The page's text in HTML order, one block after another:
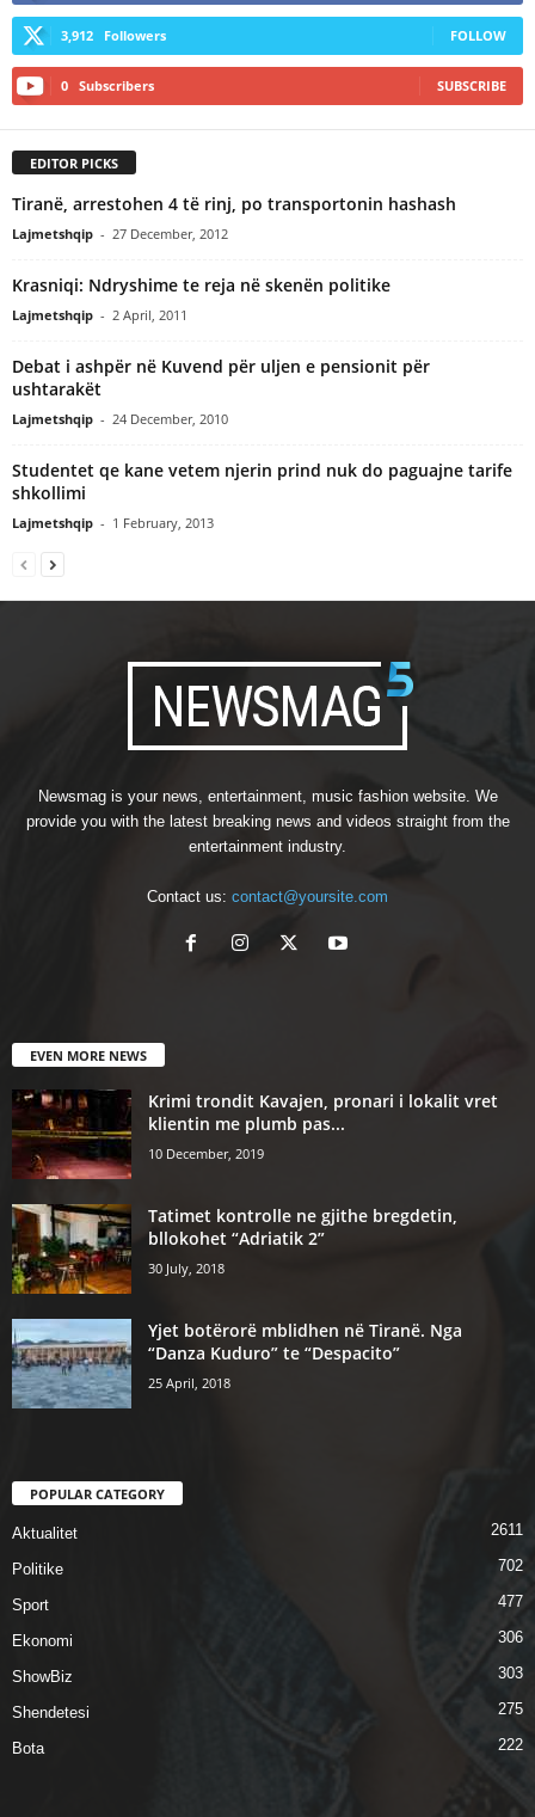
3,912 Followers FOLLOW
0 Subscribers SUBSCRIBE
EDITOR PICKS
Tiranë, arrestohen 4 të rinj, po transportonin hashash
Lajmetshqip - 27 December, 2012
Krasniqi: Ndryshime te reja në skenën politike
Lajmetshqip - 2 April, 2011
Debat i ashpër në Kuvend për uljen e pensionit për
ushtarakët
Lajmetshqip - 24 December, 2010
Studentet qe kane vetem njerin prind nuk do paguajne tarife
shkollimi
Lajmetshqip - 1 February, 2013
Newsmag is your news, entertainment, music fashion website. We
provide you with the latest breaking news and videos straight from the
entertainment industry.
Contact us: contact@yoursite.com
EVEN MORE NEWS
Krimi trondit Kavajen, pronari i lokalit vret
klientin me plumb pas...
10 December, 2019
Tatimet kontrolle ne gjithe bregdetin,
bllokohet “Adriatik 2”
30 July, 2018
Yjet botërorë mblidhen në Tiranë. Nga
“Danza Kuduro” te “Despacito”
25 April, 2018
POPULAR CATEGORY
Aktualitet 2611
Politike 702
Sport 477
Ekonomi 306
ShowBiz 303
Shendetesi 275
Bota 222